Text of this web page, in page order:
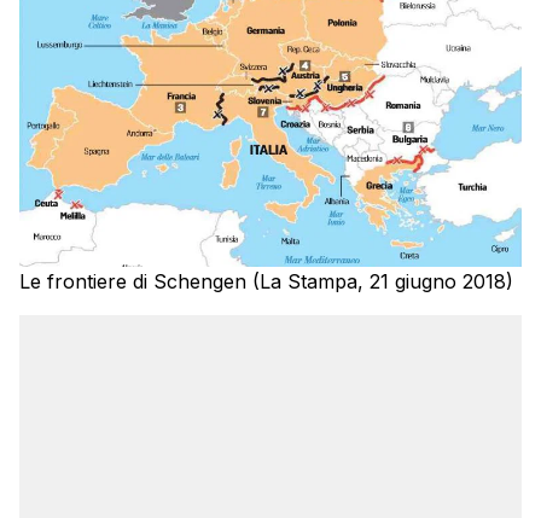
Le frontiere di Schengen (La Stampa, 21 giugno 2018)